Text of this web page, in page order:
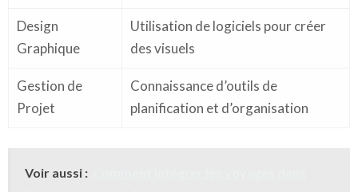
Design
Graphique
Utilisation de logiciels pour créer
des visuels
Gestion de
Projet
Connaissance d’outils de
planification et d’organisation
Voir aussi :